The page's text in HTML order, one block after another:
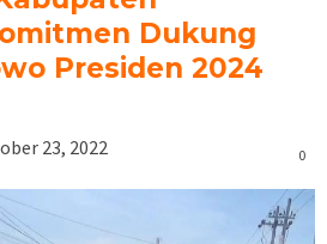
Dukung
Presiden 2024
0
23, 2022